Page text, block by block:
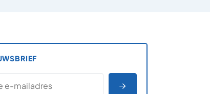
AANMELDEN